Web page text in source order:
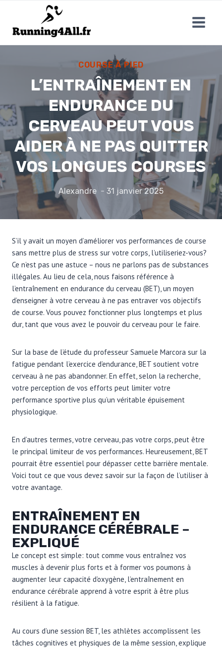
contenu
COURSE À PIED
L’ENTRAÎNEMENT EN
ENDURANCE DU
CERVEAU PEUT VOUS
AIDER À NE PAS QUITTER
VOS LONGUES COURSES
Alexandre 31 janvier 2025
S’il y avait un moyen d’améliorer vos performances de course
sans mettre plus de stress sur votre corps, l’utiliseriez-vous?
Ce n’est pas une astuce – nous ne parlons pas de substances
illégales. Au lieu de cela, nous faisons référence à
l’entraînement en endurance du cerveau (BET), un moyen
d’enseigner à votre cerveau à ne pas entraver vos objectifs
de course. Vous pouvez fonctionner plus longtemps et plus
dur, tant que vous avez le pouvoir du cerveau pour le faire.
Sur la base de l’étude du professeur Samuele Marcora sur la
fatigue pendant l’exercice d’endurance, BET soutient votre
cerveau à ne pas abandonner. En effet, selon la recherche,
votre perception de vos efforts peut limiter votre
performance sportive plus qu’un véritable épuisement
physiologique.
En d’autres termes, votre cerveau, pas votre corps, peut être
le principal limiteur de vos performances. Heureusement, BET
pourrait être essentiel pour dépasser cette barrière mentale.
Voici tout ce que vous devez savoir sur la façon de l’utiliser à
votre avantage.
ENTRAÎNEMENT EN
ENDURANCE CÉRÉBRALE –
EXPLIQUÉ
Le concept est simple: tout comme vous entraînez vos
muscles à devenir plus forts et à former vos poumons à
augmenter leur capacité d’oxygène, l’entraînement en
endurance cérébrale apprend à votre esprit à être plus
résilient à la fatigue.
Au cours d’une session BET, les athlètes accomplissent les
tâches cognitives et physiques de la même session, explique